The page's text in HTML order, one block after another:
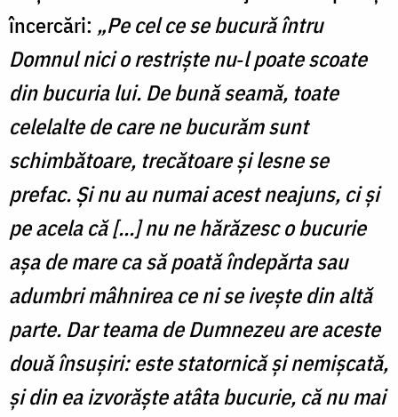
încercări: „Pe cel ce se bucură întru
Domnul nici o restriște nu‑l poate scoate
din bucuria lui. De bună seamă, toate
celelalte de care ne bucurăm sunt
schimbătoare, trecătoare și lesne se
prefac. Și nu au numai acest neajuns, ci și
pe acela că [...] nu ne hărăzesc o bucurie
așa de mare ca să poată îndepărta sau
adumbri mâhnirea ce ni se ivește din altă
parte. Dar teama de Dumnezeu are aceste
două însușiri: este statornică și nemișcată,
și din ea izvorăște atâta bucurie, că nu mai